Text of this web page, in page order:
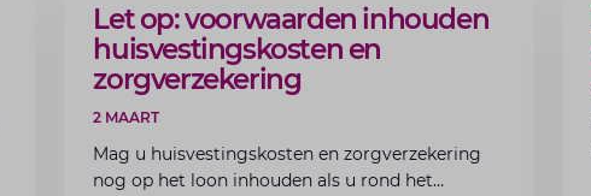
ARTIKEL
Let op: voorwaarden inhouden
huisvestingskosten en
zorgverzekering
2 MAART
Mag u huisvestingskosten en zorgverzekering
nog op het loon inhouden als u rond het